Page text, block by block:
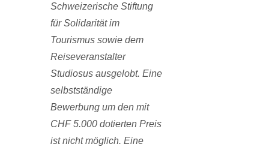
Schweizerische Stiftung
für Solidarität im
Tourismus sowie dem
Reiseveranstalter
Studiosus ausgelobt. Eine
selbstständige
Bewerbung um den mit
CHF 5.000 dotierten Preis
ist nicht möglich. Eine